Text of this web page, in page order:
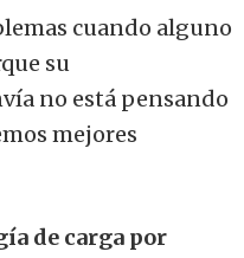
cuando alguno
su
no está pensando
mejores
de carga por